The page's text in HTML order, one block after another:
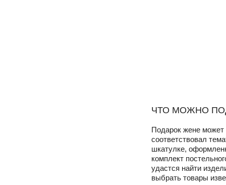
ЧТО МОЖНО
Подарок жене может
соответствовал
шкатулке,
комплект
удастся найти
выбрать товары